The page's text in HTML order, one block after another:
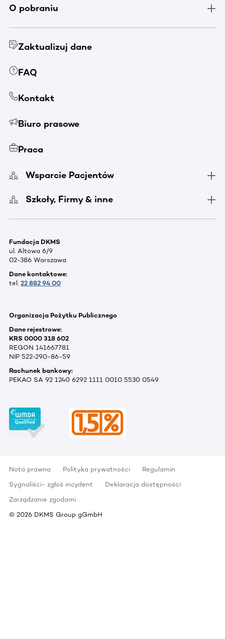
O pobraniu
Zaktualizuj dane
FAQ
Kontakt
Biuro prasowe
Praca
Wsparcie Pacjentów
Szkoły, Firmy & inne
Fundacja DKMS
ul. Altowa 6/9
02-386 Warszawa
Dane kontaktowe:
tel. 22 882 94 00
Organizacja Pożytku Publicznego
Dane rejestrowe:
KRS 0000 318 602
REGON 141667781
NIP 522-290-86-59
Rachunek bankowy:
PEKAO SA 92 1240 6292 1111 0010 5530 0549
Nota prawna Polityka prywatności
Regulamin
Sygnaliści- zgłoś incydent
Deklaracja dostępności
Zarządzanie zgodami
© 2026 DKMS Group gGmbH